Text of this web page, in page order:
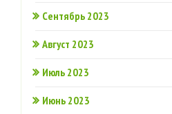
Сентябрь 2023
Август 2023
Июль 2023
Июнь 2023